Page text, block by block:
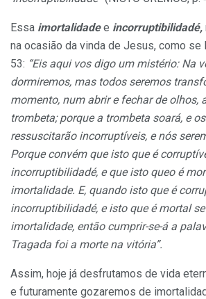
Essa imortalidadee incorruptibilidadé,
na ocasião da vinda de Jesus, como se
53: “Eis aqui vos digo um mistério: Na
dormiremos, mas todos seremos
momento, num abrir e fechar de olhos,
trombeta; porque a trombeta soará, e
ressuscitarão incorruptíveis, e nós
Porque convém que isto que é
incorruptibilidadé, e que isto queo é
imortalidade. E, quando isto que é
incorruptibilidadé, e isto que é mortal
imortalidade, então cumprir-se-á a
Tragada foi a morte na vitória”.
Assim, hoje já desfrutamos de vida
e futuramente gozaremos de